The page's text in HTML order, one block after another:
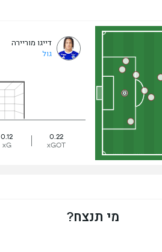
דייגו מוריירה
גול
0.12
xG
0.22
xGOT
מי תנצח?